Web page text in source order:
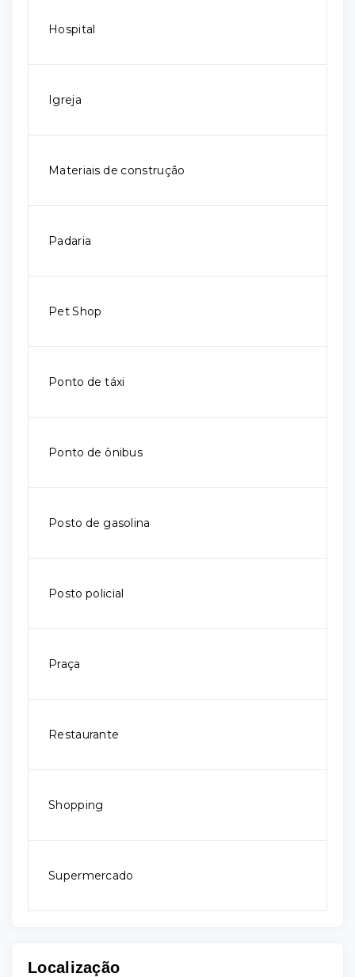
Hospital
Igreja
Materiais de construção
Padaria
Pet Shop
Ponto de táxi
Ponto de ônibus
Posto de gasolina
Posto policial
Praça
Restaurante
Shopping
Supermercado
Localização